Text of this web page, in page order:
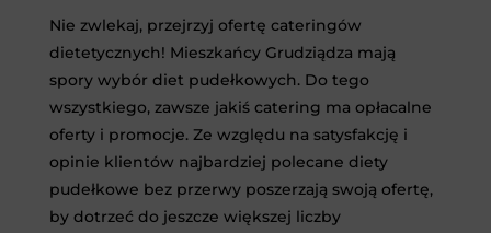
Nie zwlekaj, przejrzyj ofertę cateringów
dietetycznych! Mieszkańcy Grudziądza mają
spory wybór diet pudełkowych. Do tego
wszystkiego, zawsze jakiś catering ma opłacalne
oferty i promocje. Ze względu na satysfakcję i
opinie klientów najbardziej polecane diety
pudełkowe bez przerwy poszerzają swoją ofertę,
by dotrzeć do jeszcze większej liczby